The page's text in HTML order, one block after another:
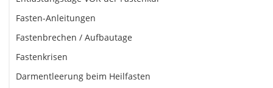
Fasten-Anleitungen
Fastenbrechen / Aufbautage
Fastenkrisen
Darmentleerung beim Heilfasten